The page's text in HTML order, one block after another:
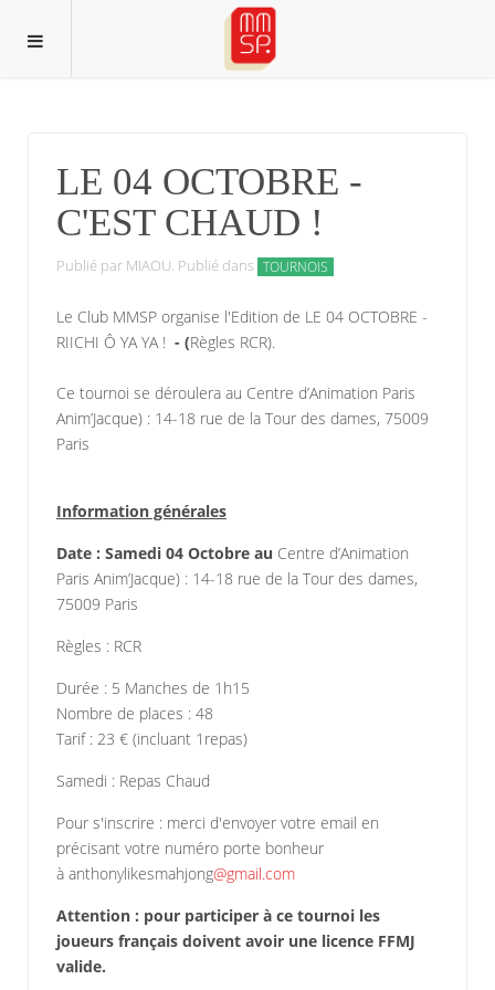
LE 04 OCTOBRE -
C'EST CHAUD !
Publié par MIAOU. Publié dans TOURNOIS
Le Club MMSP organise l'Edition de LE 04 OCTOBRE -
RIICHI Ô YA YA ! - (Règles RCR).
Ce tournoi se déroulera au Centre d’Animation Paris
Anim’Jacque) : 14-18 rue de la Tour des dames, 75009
Paris
Information générales
Date : Samedi 04 Octobre au Centre d’Animation
Paris Anim’Jacque) : 14-18 rue de la Tour des dames,
75009 Paris
Règles : RCR
Durée : 5 Manches de 1h15
Nombre de places : 48
Tarif : 23 € (incluant 1repas)
Samedi : Repas Chaud
Pour s'inscrire : merci d'envoyer votre email en
précisant votre numéro porte bonheur
à anthonylikesmahjong@gmail.com
Attention : pour participer à ce tournoi les
joueurs français doivent avoir une licence FFMJ
valide.